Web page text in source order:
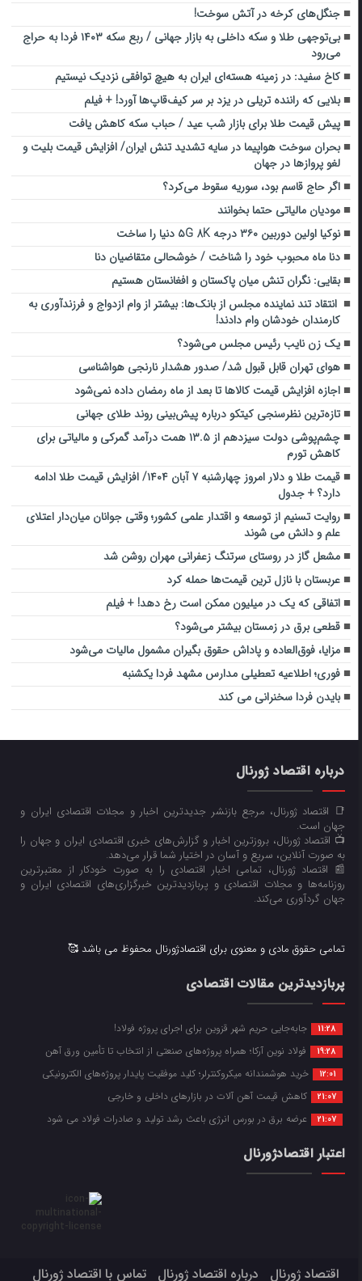
جنگل‌های کرخه در آتش سوخت!
بی‌‎توجهی طلا و سکه داخلی به بازار جهانی / ربع سکه ۱۴۰۳ فردا به حراج
می‌رود
کاخ سفید: در زمینه هسته‌ای ایران به هیچ توافقی نزدیک نیستیم
بلایی که راننده تریلی در یزد بر سر کیف‌قاپ‌ها آورد! + فیلم
پیش قیمت طلا برای بازار شب عید / حباب سکه کاهش یافت
بحران سوخت هواپیما در سایه تشدید تنش ایران/ افزایش قیمت بلیت و
لغو پرواز‌ها در جهان
اگر حاج قاسم بود، سوریه سقوط می‌کرد؟
مودیان مالیاتی حتما بخوانند
نوکیا اولین دوربین ۳۶۰ درجه ۵G 8K دنیا را ساخت
دنا ماه محبوب خود را شناخت / خوشحالی متقاضیان دنا
بقایی: نگران تنش میان پاکستان و افغانستان هستیم
انتقاد تند نماینده مجلس از بانک‌ها: بیشتر از وام ازدواج و فرزندآوری به
کارمندان خودشان وام دادند!
یک زن نایب رئیس مجلس می‌شود؟
هوای تهران قابل قبول شد/ صدور هشدار نارنجی هواشناسی
اجازه افزایش قیمت کالاها تا بعد از ماه رمضان داده نمی‌شود
تازه‌ترین نظرسنجی کیتکو درباره پیش‌بینی روند طلای جهانی
چشم‌پوشی دولت سیزدهم از ۱۳.۵ همت درآمد گمرکی و مالیاتی برای
کاهش تورم
قیمت طلا و دلار امروز چهارشنبه ۷ آبان ۱۴۰۴/ افزایش قیمت طلا ادامه
دارد؟ + جدول
روایت تسنیم از توسعه و اقتدار علمی کشور؛ وقتی جوانان میان‌دار اعتلای
علم و دانش می شوند
مشعل گاز در روستای سرتنگ زعفرانی مهران روشن شد
عربستان با نازل‌ ترین قیمت‌ها حمله کرد
اتفاقی که یک در میلیون‌ ممکن است رخ دهد! + فیلم
قطعی برق در زمستان بیشتر می‌شود؟
مزایا، فوق‌العاده‌ و پاداش‌ حقوق بگیران مشمول مالیات می‌شود
فوری؛ اطلاعیه تعطیلی مدارس مشهد فردا یکشنبه
بایدن فردا سخنرانی می کند
درباره اقتصاد ژورنال
📑 اقتصاد ژورنال، مرجع بازنشر جدیدترین اخبار و مجلات اقتصادی ایران و
جهان است.
📺 اقتصاد ژورنال، بروزترین اخبار و گزارش‌های خبری اقتصادی ایران و جهان را
به صورت آنلاین، سریع و آسان در اختیار شما قرار می‌‌دهد.
📰 اقتصاد ژورنال، تمامی اخبار اقتصادی را به صورت خودکار از معتبرترین
روزنامه‌ها و مجلات اقتصادی و پربازدیدترین خبرگزاری‌های اقتصادی ایران و
جهان گردآوری می‌کند.
تمامی حقوق مادی و معنوی برای اقتصادژورنال محفوظ می باشد 🥰
پربازدیدترین مقالات اقتصادی
11:28 جابه‌جایی حریم شهر قزوین برای اجرای پروژه فولاد!
19:28 فولاد نوین آرکا؛ همراه پروژه‌های صنعتی از انتخاب تا تأمین ورق آهن
12:01 خرید هوشمندانه میکروکنترلر؛ کلید موفقیت پایدار پروژه‌های الکترونیکی
21:07 کاهش قیمت آهن آلات در بازارهای داخلی و خارجی
21:07 عرضه برق در بورس انرژی باعث رشد تولید و صادرات فولاد می شود
اعتبار اقتصادژورنال
اقتصاد ژورنال درباره اقتصاد ژورنال تماس با اقتصاد ژورنال